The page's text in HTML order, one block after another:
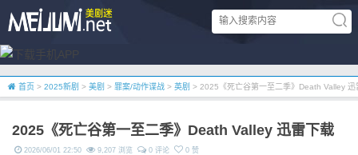
首页 > 2025新剧 > 美剧 > 罪案/动作谍战 > 英剧 > 2025《死亡谷第一至二季》Death Valley 迅
2025《死亡谷第一至二季》Death Valley 迅雷下载
2026/06/01 22:50 9,207 浏览 0 评论 0 赞